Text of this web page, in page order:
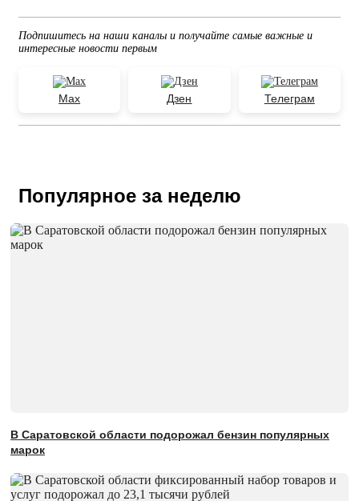
Подпишитесь на наши каналы и получайте самые важные и
интересные новости первым
Max Дзен Телеграм
Популярное за неделю
В Саратовской области подорожал бензин популярных
марок